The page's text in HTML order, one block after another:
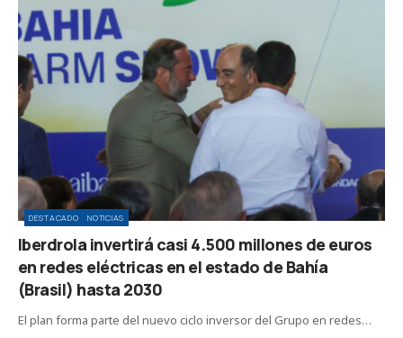
DESTACADO NOTICIAS
Iberdrola invertirá casi 4.500 millones de euros
en redes eléctricas en el estado de Bahía
(Brasil) hasta 2030
El plan forma parte del nuevo ciclo inversor del Grupo en redes…